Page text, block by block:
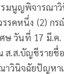
รมนูญพิจารณา
รคหนึ่ง (2) ก
ษ วันที่ 17 มี.
ส.ส.บัญชีรายชื่
าวินิจฉัยปัญหา